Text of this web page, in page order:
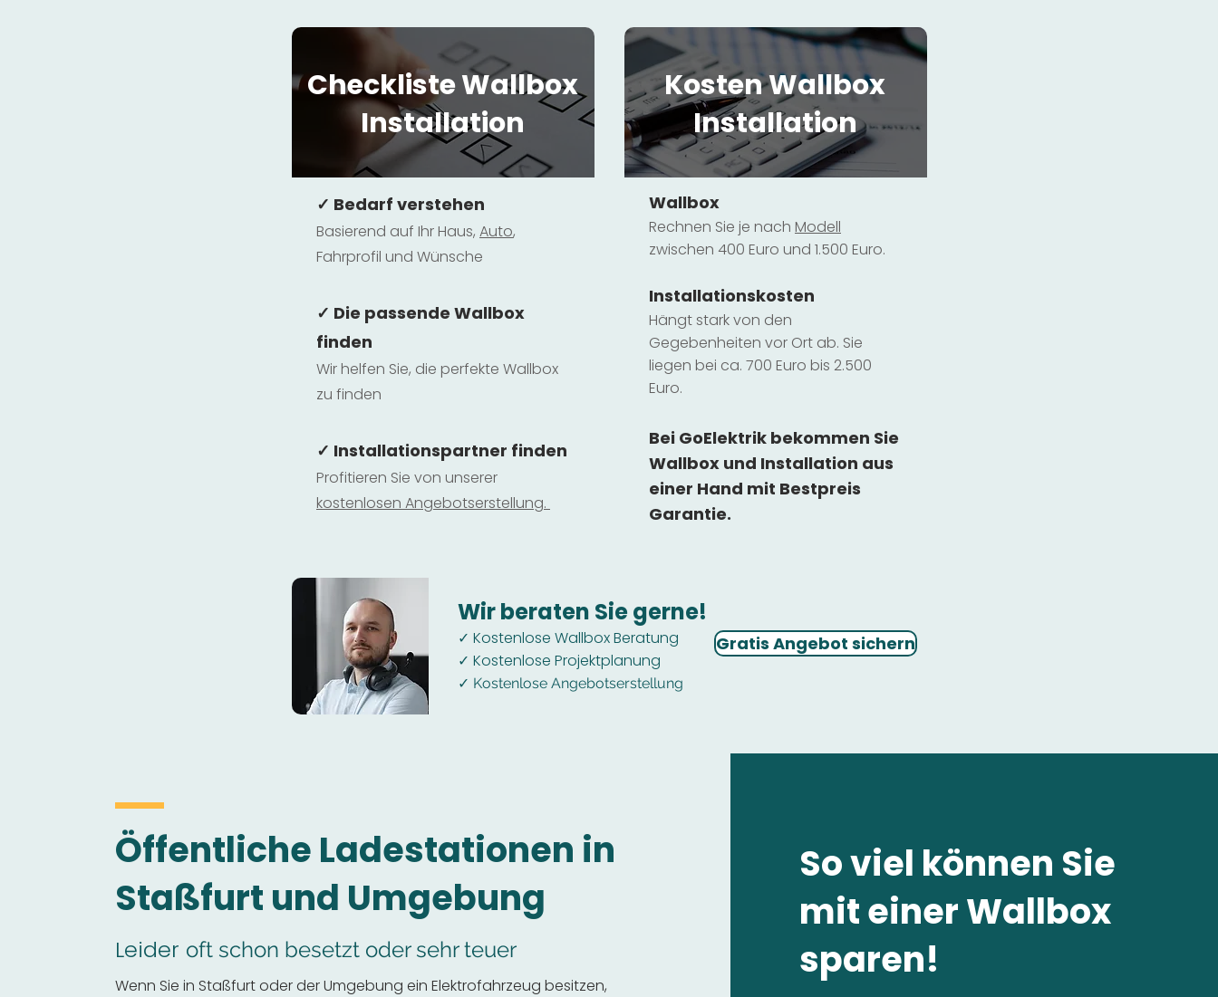
Checkliste Wallbox
Installation
✓ Bedarf verstehen
Basierend auf Ihr Haus, Auto,
Fahrprofil und Wünsche
✓ Die passende Wallbox
finden
Wir helfen Sie, die perfekte Wallbox
zu finden
✓ Installationspartner finden
Profitieren Sie von unserer
kostenlosen Angebotserstellung.
Kosten Wallbox
Installation
Wallbox
Rechnen Sie je nach Modell
zwischen 400 Euro und 1.500 Euro.
Installationskosten
Hängt stark von den
Gegebenheiten vor Ort ab. Sie
liegen bei ca. 700 Euro bis 2.500
Euro.
Bei GoElektrik bekommen Sie
Wallbox und Installation aus
einer Hand mit Bestpreis
Garantie.
Wir beraten Sie gerne!
✓ Kostenlose Wallbox Beratung
✓ Kostenlose Projektplanung
✓ Kostenlose Angebotserstellung
Gratis Angebot sichern
Öffentliche Ladestationen in
Staßfurt und Umgebung
Leider oft schon besetzt oder sehr teuer
Wenn Sie in Staßfurt oder der Umgebung ein Elektrofahrzeug besitzen,
So viel können Sie
mit einer Wallbox
sparen!